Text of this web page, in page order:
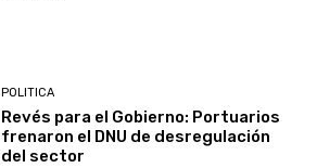
POLITICA
Revés para el Gobierno: Portuarios
frenaron el DNU de desregulación
del sector